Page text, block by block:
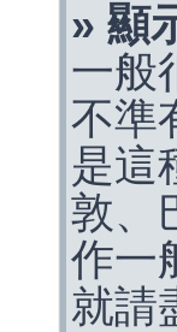
» 顯
一般
不準
是這
敦、
作一
就請